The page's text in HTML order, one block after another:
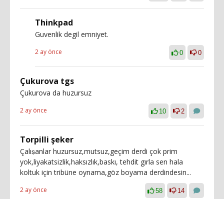
Thinkpad
Guvenlik degil emniyet.
2 ay önce 0 0
Çukurova tgs
Çukurova da huzursuz
2 ay önce 10 2
Torpilli şeker
Çalıṣanlar huzursuz,mutsuz,geçim derdi çok prim
yok,liyakatsizlik,haksızlık,baskı, tehdit gırla sen hala
koltuk için tribüne oynama,göz boyama derdindesin...
2 ay önce 58 14